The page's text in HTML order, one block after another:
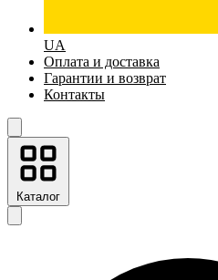
UA
Оплата и доставка
Гарантии и возврат
Контакты
Каталог